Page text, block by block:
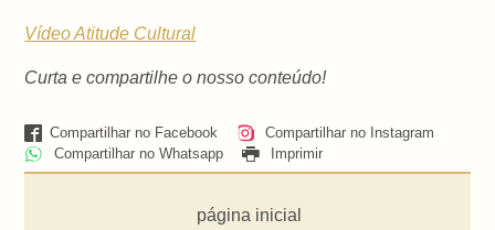
Vídeo Atitude Cultural
Curta e compartilhe o nosso conteúdo!
Compartilhar no Facebook
Compartilhar no Instagram
Compartilhar no Whatsapp
Imprimir
página inicial